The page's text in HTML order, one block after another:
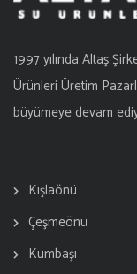
1997 yılında Altaş
Ürünleri Üretim
büyümeye devam
Kışlaönü
Çeşmeönü
Kumbaşı